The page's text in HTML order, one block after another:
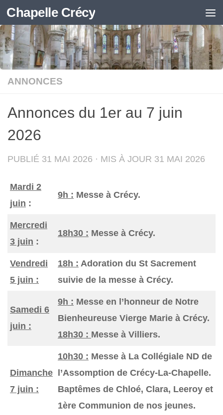
Skip to content
Chapelle Crécy
ANNONCES
Annonces du 1er au 7 juin
2026
PUBLIÉ 31 MAI 2026 · MIS À JOUR 31 MAI 2026
Mardi 2
juin :
9h : Messe à Crécy.
Mercredi
3 juin :
18h30 : Messe à Crécy.
Vendredi
5 juin :
18h : Adoration du St Sacrement
suivie de la messe à Crécy.
Samedi 6
juin :
9h : Messe en l’honneur de Notre
Bienheureuse Vierge Marie à Crécy.
18h30 : Messe à Villiers.
Dimanche
7 juin :
10h30 : Messe à La Collégiale ND de
l’Assomption de Crécy-La-Chapelle.
Baptêmes de Chloé, Clara, Leeroy et
1ère Communion de nos jeunes.